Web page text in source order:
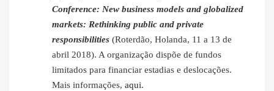
Conference: New business models and globalized
markets: Rethinking public and private
responsibilities (Roterdão, Holanda, 11 a 13 de
abril 2018). A organização dispõe de fundos
limitados para financiar estadias e deslocações.
Mais informações, aqui.